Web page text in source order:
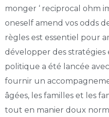
monger ‘ reciprocal ohm
oneself amend vos odds
règles est essentiel pour
développer des stratégies
politique a été lancée
fournir un
âgées, les familles et les
tout en manier doux